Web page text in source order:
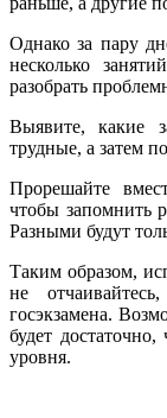
Однако за пару
несколько
разобрать
Выявите, какие
трудные, а затем
Прорешайте
чтобы запомнить
Разными будут
Таким образом,
не
госэкзамена.
будет
уровня.